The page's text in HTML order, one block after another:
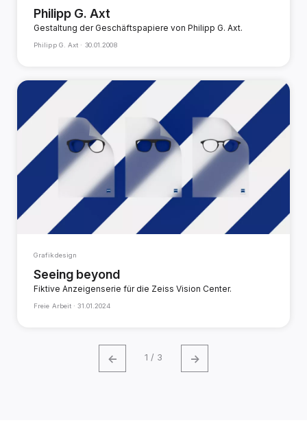
Philipp G. Axt
Gestaltung der Geschäftspapiere von Philipp G. Axt.
Philipp G. Axt · 30.01.2008
Grafikdesign
Seeing beyond
Fiktive Anzeigenserie für die Zeiss Vision Center.
Freie Arbeit ·31.01.2024
← 1 / 3 →